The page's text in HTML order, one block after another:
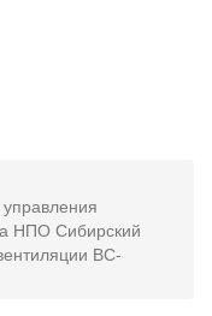
НПО Сибирский
ВС-